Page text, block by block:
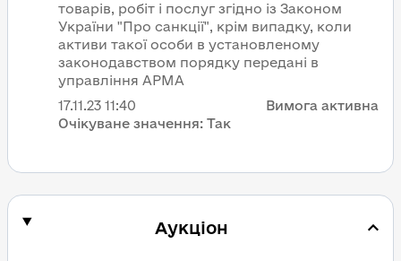
товарів, робіт і послуг згідно із Законом
України "Про санкції", крім випадку, коли
активи такої особи в установленому
законодавством порядку передані в
управління АРМА
17.11.23 11:40
Вимога активна
Очікуване значення: Так
Аукціон